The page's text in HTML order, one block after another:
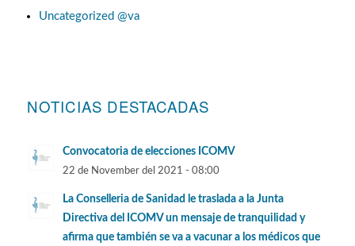
Uncategorized @va
NOTICIAS DESTACADAS
Convocatoria de elecciones ICOMV
22 de November del 2021 - 08:00
La Conselleria de Sanidad le traslada a la Junta
Directiva del ICOMV un mensaje de tranquilidad y
afirma que también se va a vacunar a los médicos que